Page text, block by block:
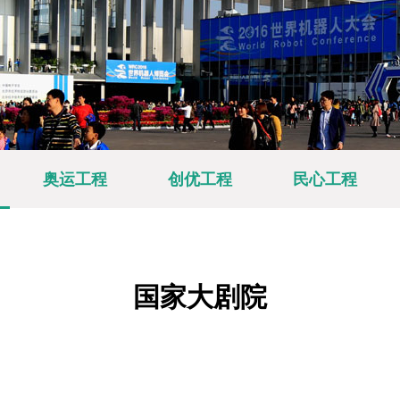
奥运工程 创优工程 民心工程
国家大剧院